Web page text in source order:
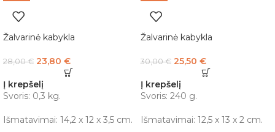
Žalvarinė kabykla
28,00€ 23,80 €
Į krepšelį
Svoris: 0,3 kg.
Išmatavimai: 14,2 x 12 x 3,5 cm.
Žalvarinė kabykla
30,00€ 25,50 €
Į krepšelį
Svoris: 240 g.
Išmatavimai: 12,5 x 13 x 2 cm.